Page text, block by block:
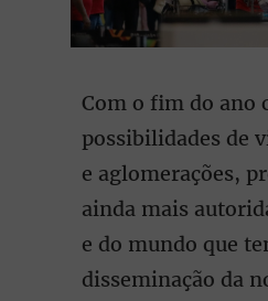
Com o fim do ano
possibilidades de
e aglomerações,
ainda mais
e do mundo que
disseminação da